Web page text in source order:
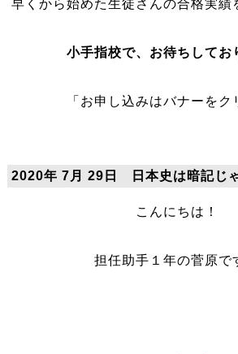
早くから始めた生徒さんの合格実績
小手指校で、お待ちしてお
「お申し込みはバナーをク
2020年 7月 29日 日本史は暗記じ
こんにちは！
担任助手１年の菅原で